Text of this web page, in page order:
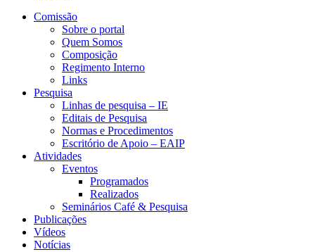
Comissão
Sobre o portal
Quem Somos
Composição
Regimento Interno
Links
Pesquisa
Linhas de pesquisa – IE
Editais de Pesquisa
Normas e Procedimentos
Escritório de Apoio – EAIP
Atividades
Eventos
Programados
Realizados
Seminários Café & Pesquisa
Publicações
Vídeos
Notícias